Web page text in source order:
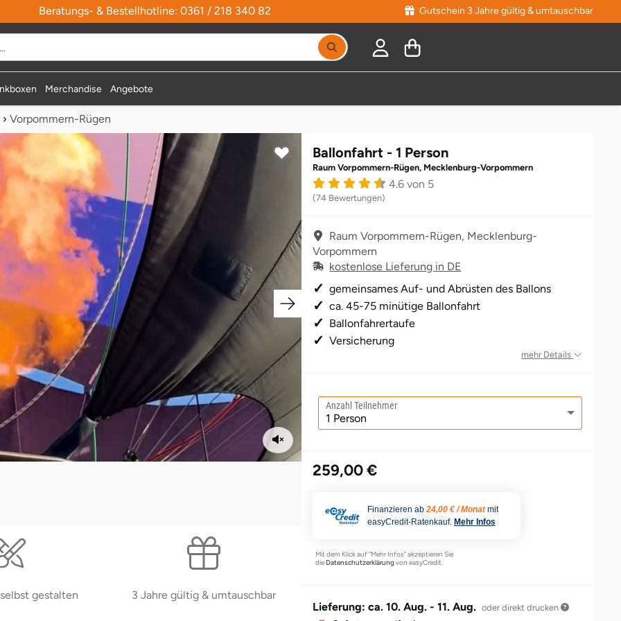
Beratungs- & Bestellhotline: 0361 / 218 340 82 Gutschein 3 Jahre gültig & umtauschbar
Merchandise Angebote
› Vorpommern-Rügen
gestalten 3 Jahre gültig & umtauschbar
Ballonfahrt - 1 Person
Raum Vorpommern-Rügen, Mecklenburg-Vorpommern
4.6 von 5
(74 Bewertungen)
Raum Vorpommern-Rügen, Mecklenburg-
Vorpommern
kostenlose Lieferung in DE
gemeinsames Auf- und Abrüsten des Ballons
ca. 45-75 minütige Ballonfahrt
Ballonfahrertaufe
Versicherung
mehr Details
Anzahl Teilnehmer
259,00 €
Finanzieren ab 24,00 € / Monat mit
easyCredit-Ratenkauf. Mehr Infos
Mit dem Klick auf "Mehr Infos" akzeptieren Sie
die Datenschutzerklärungvon easyCredit.
Lieferung: ca. 10. Aug. - 11. Aug. oder direkt drucken